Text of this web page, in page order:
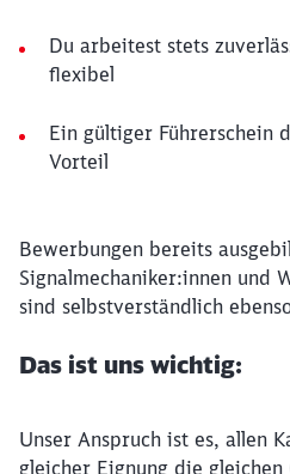
Du arbeitest stets
flexibel
Ein gültiger Führerschein
Vorteil
Bewerbungen bereits
Signalmechaniker:innen und
sind selbstverständlich
Das ist uns wichtig:
Unser Anspruch ist es, allen
gleicher Eignung die